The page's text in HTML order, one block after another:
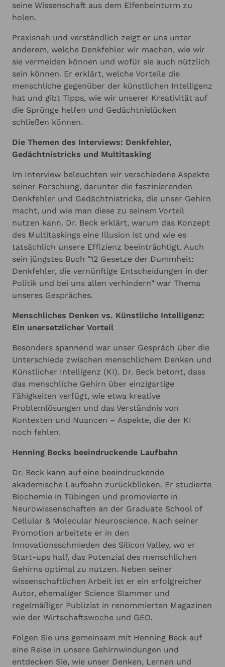
seine Wissenschaft aus dem Elfenbeinturm zu
holen.
Praxisnah und verständlich zeigt er uns unter
anderem, welche Denkfehler wir machen, wie wir
sie vermeiden können und wofür sie auch nützlich
sein können. Er erklärt, welche Vorteile die
menschliche gegenüber der künstlichen Intelligenz
hat und gibt Tipps, wie wir unserer Kreativität auf
die Sprünge helfen und Gedächtnislücken
schließen können.
Die Themen des Interviews: Denkfehler,
Gedächtnistricks und Multitasking
Im Interview beleuchten wir verschiedene Aspekte
seiner Forschung, darunter die faszinierenden
Denkfehler und Gedächtnistricks, die unser Gehirn
macht, und wie man diese zu seinem Vorteil
nutzen kann. Dr. Beck erklärt, warum das Konzept
des Multitaskings eine Illusion ist und wie es
tatsächlich unsere Effizienz beeinträchtigt. Auch
sein jüngstes Buch "12 Gesetze der Dummheit:
Denkfehler, die vernünftige Entscheidungen in der
Politik und bei uns allen verhindern" war Thema
unseres Gespräches.
Menschliches Denken vs. Künstliche Intelligenz:
Ein unersetzlicher Vorteil
Besonders spannend war unser Gespräch über die
Unterschiede zwischen menschlichem Denken und
Künstlicher Intelligenz (KI). Dr. Beck betont, dass
das menschliche Gehirn über einzigartige
Fähigkeiten verfügt, wie etwa kreative
Problemlösungen und das Verständnis von
Kontexten und Nuancen – Aspekte, die der KI
noch fehlen.
Henning Becks beeindruckende Laufbahn
Dr. Beck kann auf eine beeindruckende
akademische Laufbahn zurückblicken. Er studierte
Biochemie in Tübingen und promovierte in
Neurowissenschaften an der Graduate School of
Cellular & Molecular Neuroscience. Nach seiner
Promotion arbeitete er in den
Innovationsschmieden des Silicon Valley, wo er
Start-ups half, das Potenzial des menschlichen
Gehirns optimal zu nutzen. Neben seiner
wissenschaftlichen Arbeit ist er ein erfolgreicher
Autor, ehemaliger Science Slammer und
regelmäßiger Publizist in renommierten Magazinen
wie der Wirtschaftswoche und GEO.
Folgen Sie uns gemeinsam mit Henning Beck auf
eine Reise in unsere Gehirnwindungen und
entdecken Sie, wie unser Denken, Lernen und